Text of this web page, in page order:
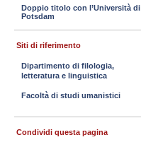
Doppio titolo con l’Università di
Potsdam
Siti di riferimento
Dipartimento di filologia,
letteratura e linguistica
Facoltà di studi umanistici
Condividi questa pagina